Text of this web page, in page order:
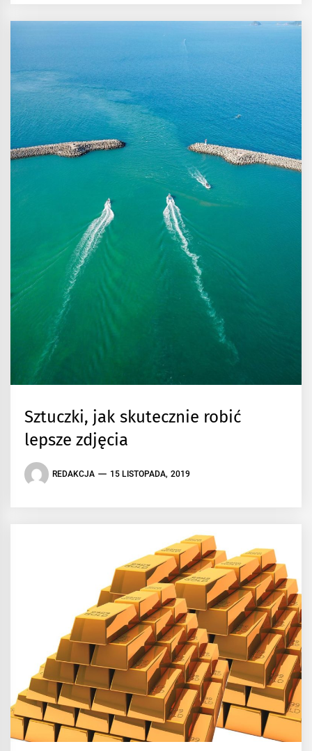
Sztuczki, jak skutecznie robić
lepsze zdjęcia
REDAKCJA 15 LISTOPADA, 2019